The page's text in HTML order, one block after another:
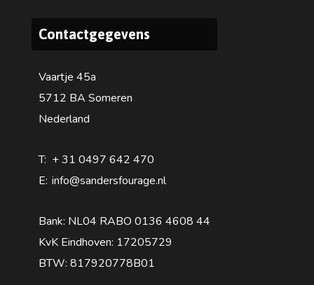
Contactgegevens
Vaartje 45a
5712 BA Someren
Nederland
T: + 31 0497 642 470
E: info@sandersfourage.nl
Bank: NL04 RABO 0136 4608 44
KvK Eindhoven: 17205729
BTW: 817920778B01